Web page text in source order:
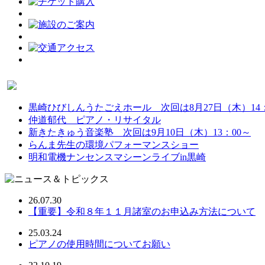
黒崎ひびしんうたごえホール 次回は8月27日（木）14
仲道郁代 ピアノ・リサイタル
新きたきゅう音楽塾 次回は9月10日（木）13：00～
らんま先生の環境パフォーマンスショー
明和電機ナンセンスマシーンライブin黒崎
26.07.30
【重要】令和８年１１月諸室のお申込み方法について
25.03.24
ピアノの使用時間についてお願い